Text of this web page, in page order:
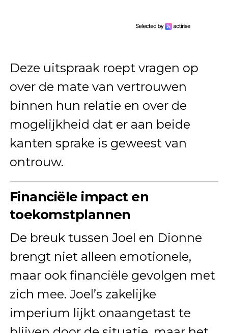
Deze uitspraak roept vragen op
over de mate van vertrouwen
binnen hun relatie en over de
mogelijkheid dat er aan beide
kanten sprake is geweest van
ontrouw.
Financiële impact en
toekomstplannen
De breuk tussen Joel en Dionne
brengt niet alleen emotionele,
maar ook financiële gevolgen met
zich mee. Joel’s zakelijke
imperium lijkt onaangetast te